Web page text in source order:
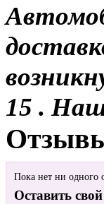
15 .
Пока нет ни одного
Оставить